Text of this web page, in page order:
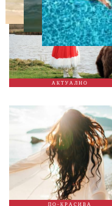
АКТУАЛНО
ПО-КРАСИВА